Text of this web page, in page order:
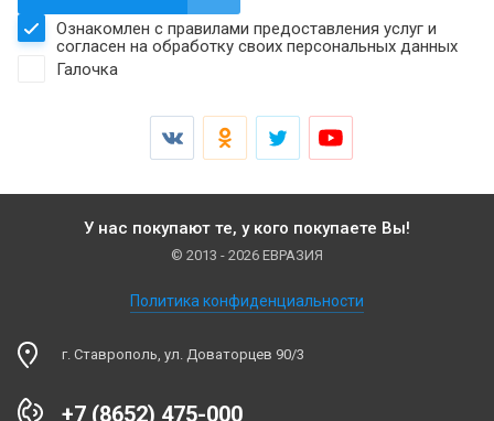
Ознакомлен с правилами предоставления услуг и
согласен на обработку своих персональных данных
Галочка
У нас покупают те, у кого покупаете Вы!
© 2013 - 2026 ЕВРАЗИЯ
Политика конфиденциальности
г. Ставрополь, ул. Доваторцев 90/3
+7 (8652) 475-000